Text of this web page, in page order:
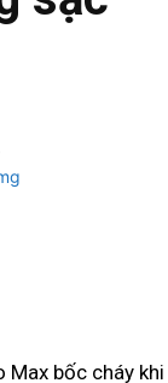
Max bốc cháy khi